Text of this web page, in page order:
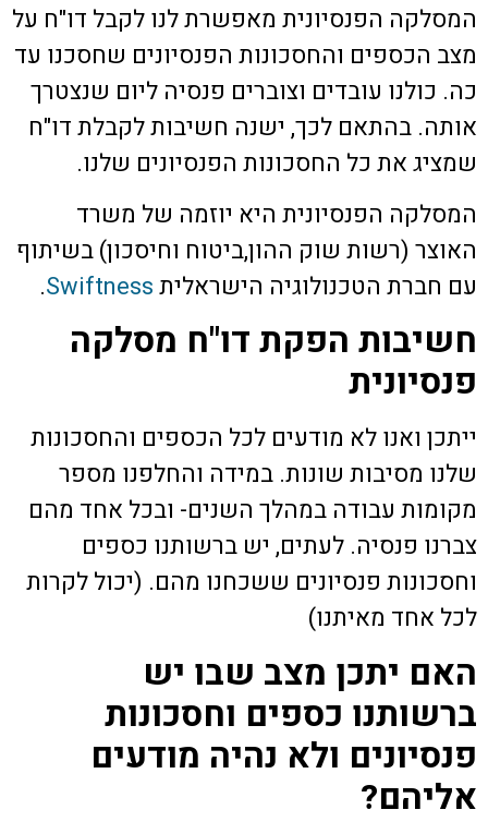
המסלקה הפנסיונית מאפשרת לנו לקבל דו"ח על
מצב הכספים והחסכונות הפנסיונים שחסכנו עד
כה. כולנו עובדים וצוברים פנסיה ליום שנצטרך
אותה. בהתאם לכך, ישנה חשיבות לקבלת דו"ח
שמציג את כל החסכונות הפנסיונים שלנו.
המסלקה הפנסיונית היא יוזמה של משרד
האוצר (רשות שוק ההון,ביטוח וחיסכון) בשיתוף
עם חברת הטכנולוגיה הישראליתSwiftness
.
חשיבות הפקת דו"ח מסלקה
פנסיונית
ייתכן ואנו לא מודעים לכל הכספים והחסכונות
שלנו מסיבות שונות. במידה והחלפנו מספר
מקומות עבודה במהלך השנים- ובכל אחד מהם
צברנו פנסיה. לעתים, יש ברשותנו כספים
וחסכונות פנסיונים ששכחנו מהם. (יכול לקרות
לכל אחד מאיתנו)
האם יתכן מצב שבו יש
ברשותנו כספים וחסכונות
פנסיונים ולא נהיה מודעים
אליהם?